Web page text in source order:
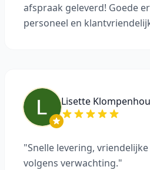
afspraak geleverd! Goede
personeel en
Lisette
"Snelle levering,
volgens verwachting."